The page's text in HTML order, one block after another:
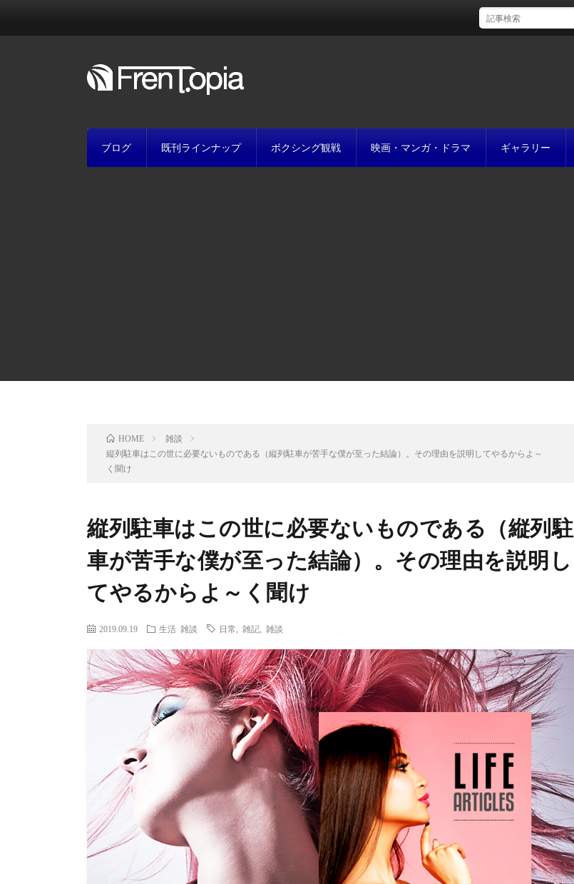
ブログ 既刊ラインナップ ボクシング観戦 映画・マンガ・ドラマ ギャラリー
HOME
雑談
縦列駐車はこの世に必要ないものである（縦列駐車が苦手な僕が至った結論）。その理由を説明してやるからよ～
く聞け
縦列駐車はこの世に必要ないものである（縦列駐
車が苦手な僕が至った結論）。その理由を説明し
てやるからよ～く聞け
2019.09.19 生活 雑談 日常 雑記 雑談